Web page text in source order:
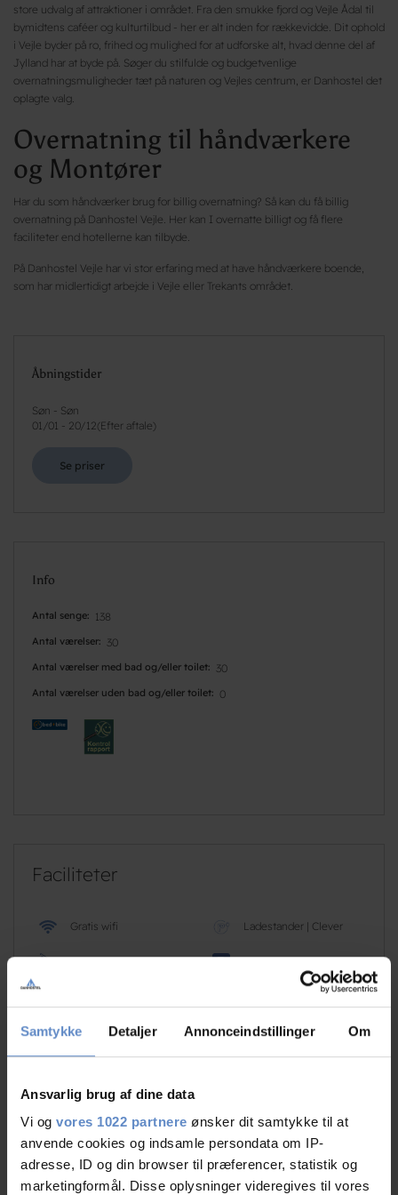
Samtykke Detaljer Annonceindstillinger Om
Ansvarlig brug af dine data
Vi og vores 1022 partnere ønsker dit samtykke til at
anvende cookies og indsamle persondata om IP-
adresse, ID og din browser til præferencer, statistik og
marketingformål. Disse oplysninger videregives til vores
store udvalg af attraktioner i området. Fra den smukke fjord og Vejle Ådal til
bymidtens caféer og kulturtilbud - her er alt inden for rækkevidde. Dit ophold
i Vejle byder på ro, frihed og mulighed for at udforske alt, hvad denne del af
Jylland har at byde på. Søger du stilfulde og budgetvenlige
overnatningsmuligheder tæt på naturen og Vejles centrum, er Danhostel det
oplagte valg.
Overnatning til håndværkere
og Montører
Har du som håndværker brug for billig overnatning? Så kan du få billig
overnatning på Danhostel Vejle. Her kan I overnatte billigt og få flere
faciliteter end hotellerne kan tilbyde.
På Danhostel Vejle har vi stor erfaring med at have håndværkere boende,
som har midlertidigt arbejde i Vejle eller Trekants området.
Åbningstider
Søn - Søn
01/01 - 20/12( Efter aftale)
Se priser
Info
Antal senge 138
Antal værelser 30
Antal værelser med bad og/eller toilet 30
Antal værelser uden bad og/eller toilet 0
Faciliteter
Gratis wifi Ladestander | Clever
Golf Gratis parkering